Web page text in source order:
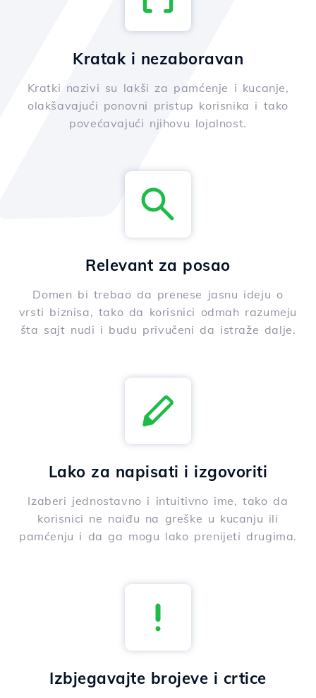
Kratak i nezaboravan
Kratki nazivi su lakši za pamćenje i kucanje,
olakšavajući ponovni pristup korisnika i tako
povećavajući njihovu lojalnost.
Relevant za posao
Domen bi trebao da prenese jasnu ideju o
vrsti biznisa, tako da korisnici odmah razumeju
šta sajt nudi i budu privučeni da istraže dalje.
Lako za napisati i izgovoriti
Izaberi jednostavno i intuitivno ime, tako da
korisnici ne naiđu na greške u kucanju ili
pamćenju i da ga mogu lako prenijeti drugima.
Izbjegavajte brojeve i crtice